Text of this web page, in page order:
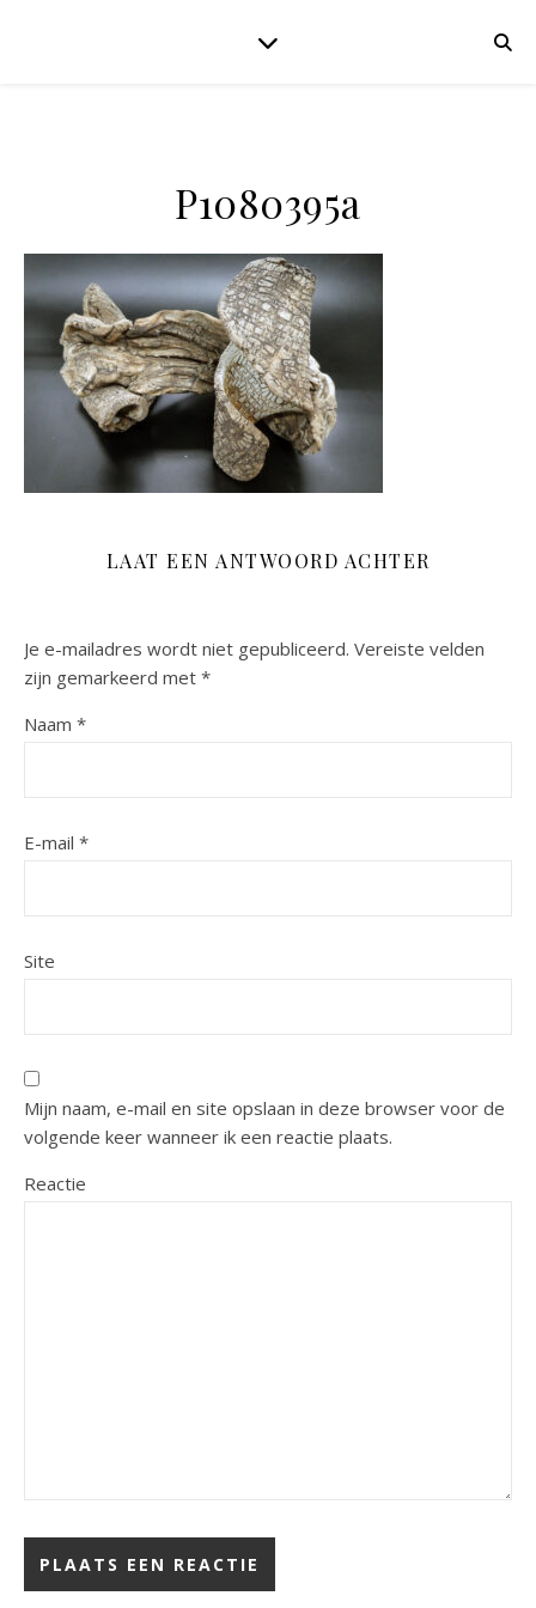
P1080395a
LAAT EEN ANTWOORD ACHTER
Je e-mailadres wordt niet gepubliceerd. Vereiste velden
zijn gemarkeerd met *
Naam *
E-mail *
Site
Mijn naam, e-mail en site opslaan in deze browser voor de
volgende keer wanneer ik een reactie plaats.
Reactie